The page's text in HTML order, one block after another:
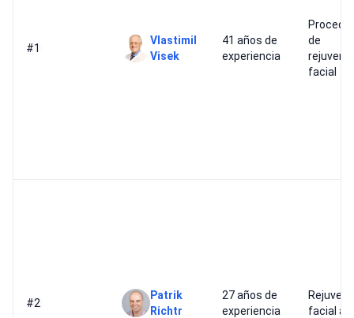
#1
Vlastimil
Visek
41 años de
experiencia
de
facial
#2
Patrik
Richtr
27 años de
experiencia
facial